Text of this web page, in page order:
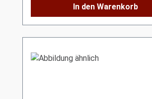
In den Warenkorb